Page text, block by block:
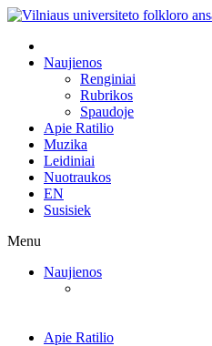
Naujienos
Renginiai
Rubrikos
Spaudoje
Apie Ratilio
Muzika
Leidiniai
Nuotraukos
EN
Susisiek
Menu
Naujienos
Apie Ratilio